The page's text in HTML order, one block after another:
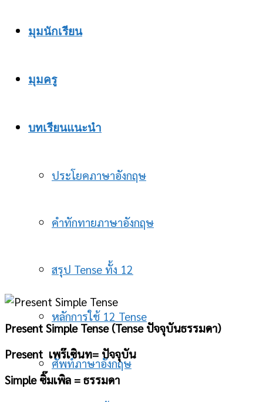
มุมนักเรียน
มุมครู
บทเรียนแนะนำ
ประโยคภาษาอังกฤษ
คำทักทายภาษาอังกฤษ
สรุป Tense ทั้ง 12
หลักการใช้ 12 Tense
ศัพท์ภาษาอังกฤษ
Present Simple Tense (Tense ปัจจุบันธรรมดา)
Present เพร๊เซินท= ปัจจุบัน
Simple ซิ๊มเพิล = ธรรมดา